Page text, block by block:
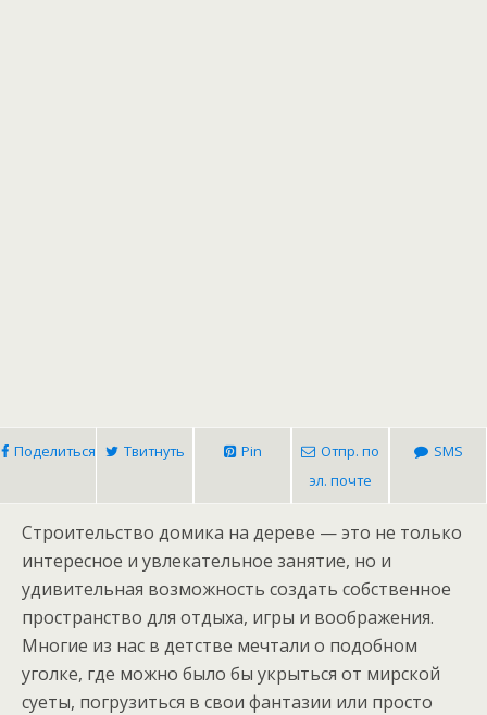
Поделиться Твитнуть Pin
Отпр. по
эл. почте
SMS
Строительство домика на дереве — это не только
интересное и увлекательное занятие, но и
удивительная возможность создать собственное
пространство для отдыха, игры и воображения.
Многие из нас в детстве мечтали о подобном
уголке, где можно было бы укрыться от мирской
суеты, погрузиться в свои фантазии или просто